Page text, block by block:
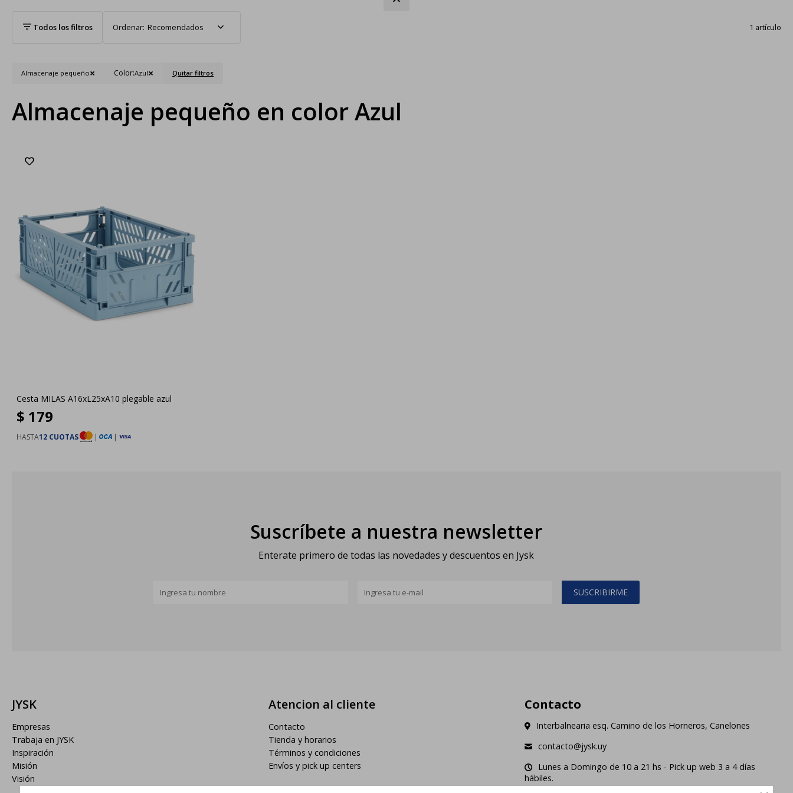
Recomendados 1 artículo
Almacenaje pequeño Color:Azul Quitar filtros
Almacenaje pequeño en color Azul
Cesta MILAS A16xL25xA10 plegable azul
$ 179
HASTA12 CUOTAS | |
Suscríbete a nuestra newsletter
Enterate primero de todas las novedades y descuentos en Jysk
SUSCRIBIRME
JYSK
Empresas
Trabaja en JYSK
Inspiración
Misión
Visión
Atencion al cliente
Contacto
Tienda y horarios
Términos y condiciones
Envíos y pick up centers
Contacto
Interbalnearia esq. Camino de los Horneros, Canelones
contacto@jysk.uy
Lunes a Domingo de 10 a 21 hs - Pick up web 3 a 4 días
hábiles.